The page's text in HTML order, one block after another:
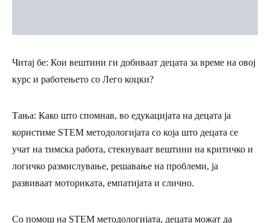
Читај бе: Кои вештини ги добиваат децата за време на овој
курс и работењето со Лего коцки?
Тања: Како што спомнав, во едукацијата на децата ја
користиме STEM методологијата со која што децата се
учат на тимска работа, стекнуваат вештини на критичко и
логичко размислување, решавање на проблеми, ја
развиваат моториката, емпатијата и слично.
Со помош на STEM методологијата, децата можат да